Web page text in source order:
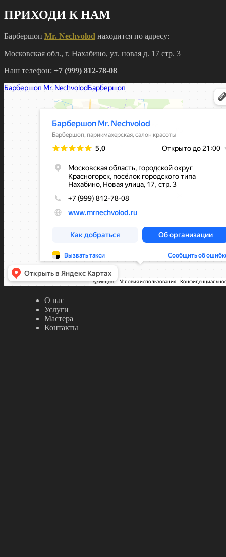
ПРИХОДИ К НАМ
Барбершоп Mr. Nechvolod находится по адресу:
Московская обл., г. Нахабино, ул. новая д. 17 стр. 3
Наш телефон: +7 (999) 812-78-08
О нас
Услуги
Мастера
Контакты